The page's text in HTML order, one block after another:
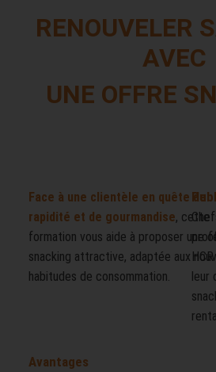
RENOUVELER
AVEC
UNE OFFRE
Face à une clientèle en quête de
rapidité et de gourmandise, cette
formation vous aide à proposer une
snacking attractive, adaptée aux
habitudes de consommation.
Avantages
leur